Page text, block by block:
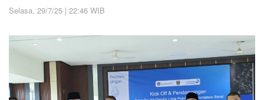
Selasa, 29/7/25 | 22:46 WIB